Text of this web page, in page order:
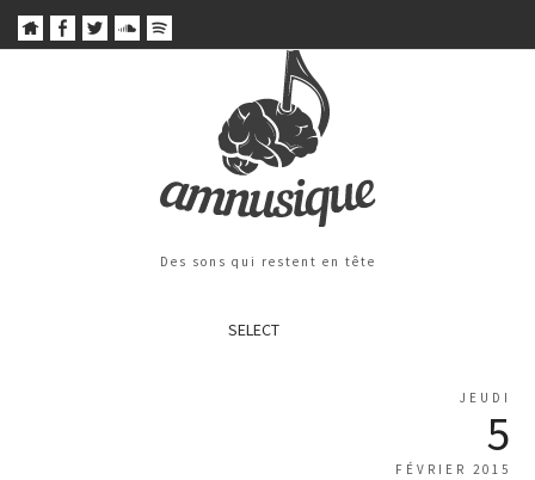
Des sons qui restent en tête
SELECT
JEUDI
5
FÉVRIER 2015